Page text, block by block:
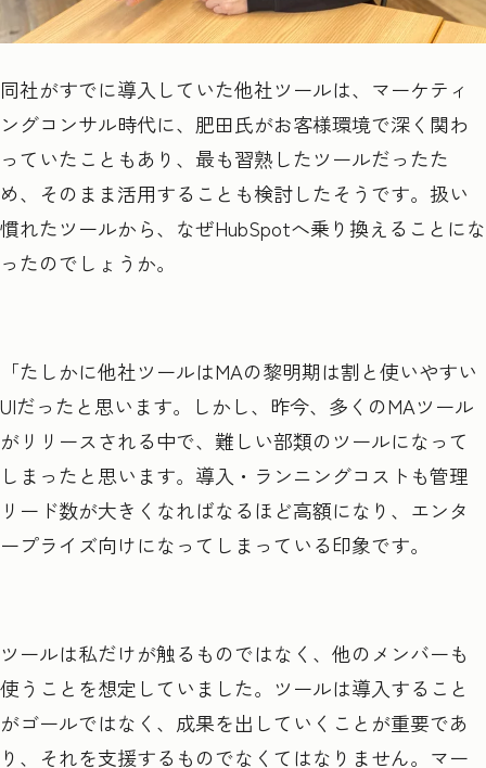
同社がすでに導入していた他社ツールは、マーケティ
ングコンサル時代に、肥田氏がお客様環境で深く関わ
っていたこともあり、最も習熟したツールだったた
め、そのまま活用することも検討したそうです。扱い
慣れたツールから、なぜHubSpotへ乗り換えることにな
ったのでしょうか。
「たしかに他社ツールはMAの黎明期は割と使いやすい
UIだったと思います。しかし、昨今、多くのMAツール
がリリースされる中で、難しい部類のツールになって
しまったと思います。導入・ランニングコストも管理
リード数が大きくなればなるほど高額になり、エンタ
ープライズ向けになってしまっている印象です。
ツールは私だけが触るものではなく、他のメンバーも
使うことを想定していました。ツールは導入すること
がゴールではなく、成果を出していくことが重要であ
り、それを支援するものでなくてはなりません。マー